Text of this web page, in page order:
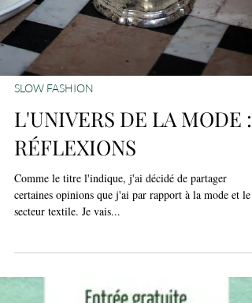
SLOW FASHION
L'UNIVERS DE LA MODE :
RÉFLEXIONS
Comme le titre l'indique, j'ai décidé de partager
secteur textile. Je vais...